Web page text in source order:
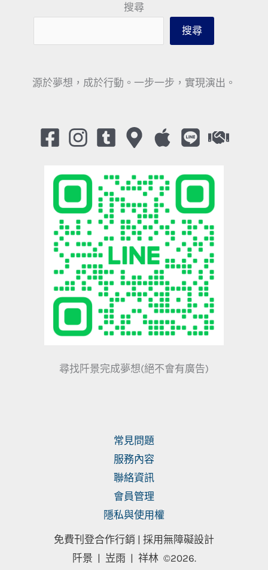
搜尋
搜尋
源於夢想，成於行動。一步一步，實現演出。
尋找阡景完成夢想(絕不會有廣告)
常見問題
服務內容
聯絡資訊
會員管理
隱私與使用權
免費刊登合作行銷 | 採用無障礙設計
阡景 | 岦雨 | 祥林 ©2026.